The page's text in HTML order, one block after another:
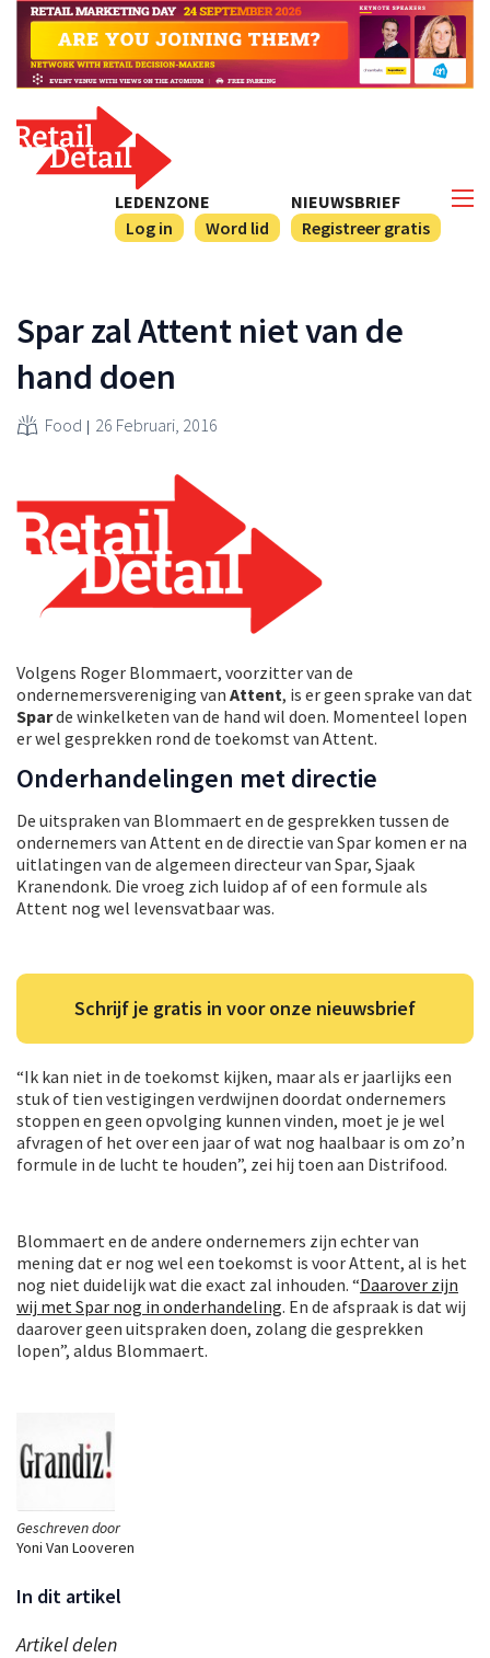
NIEUWSBRIEF
Registreer gratis
LEDENZONE
Log in
Word lid
Geschreven door
Yoni Van Looveren
In dit artikel
Artikel delen
Spar zal Attent niet van de
hand doen
Food 26 Februari, 2016
Volgens Roger Blommaert, voorzitter van de
ondernemersvereniging van Attent, is er geen sprake van dat
Sparde winkelketen van de hand wil doen. Momenteel lopen
er wel gesprekken rond de toekomst van Attent.
Onderhandelingen met directie
De uitspraken van Blommaert en de gesprekken tussen de
ondernemers van Attent en de directie van Spar komen er na
uitlatingen van de algemeen directeur van Spar, Sjaak
Kranendonk. Die vroeg zich luidop af of een formule als
Attent nog wel levensvatbaar was.
Schrijf je gratis in voor onze nieuwsbrief
“Ik kan niet in de toekomst kijken, maar als er jaarlijks een
stuk of tien vestigingen verdwijnen doordat ondernemers
stoppen en geen opvolging kunnen vinden, moet je je wel
afvragen of het over een jaar of wat nog haalbaar is om zo’n
formule in de lucht te houden”, zei hij toen aan Distrifood.
Blommaert en de andere ondernemers zijn echter van
mening dat er nog wel een toekomst is voor Attent, al is het
nog niet duidelijk wat die exact zal inhouden. “Daarover zijn
wij met Spar nog in onderhandeling. En de afspraak is dat wij
daarover geen uitspraken doen, zolang die gesprekken
lopen”, aldus Blommaert.